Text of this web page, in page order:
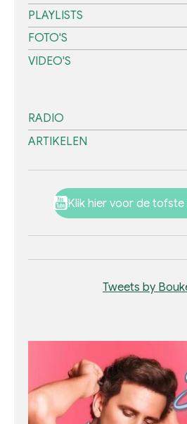
PLAYLISTS
FOTO'S
VIDEO'S
RADIO
ARTIKELEN
Klik hier voor de
Tweets by